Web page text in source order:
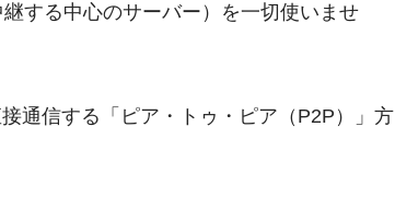
する中心のサーバー）を一切使いませ
通信する「ピア・トゥ・ピア（P2P）」方